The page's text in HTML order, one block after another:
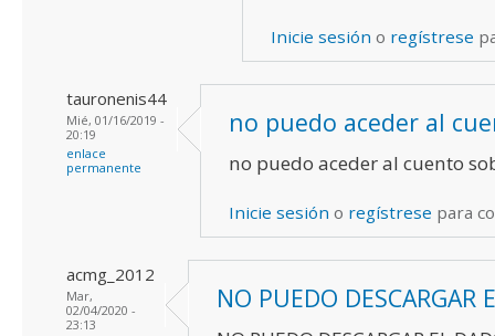
Inicie sesión o regístrese
tauronenis44
Mié, 01/16/2019 -
20:19
enlace
permanente
no puedo aceder al
no puedo aceder al cuento
Inicie sesión o regístrese para
acmg_2012
Mar,
02/04/2020 -
23:13
NO PUEDO DESCARGAR